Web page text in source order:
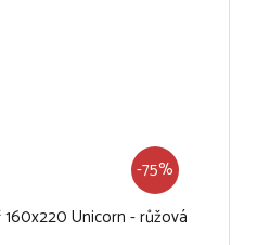
-75%
Unicorn - růžová